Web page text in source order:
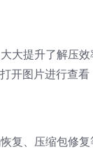
大提升了解压
开图片进行查看
复、压缩包修